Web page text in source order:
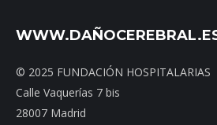
© 2025 FUNDACIÓN HOSPITALARIAS
Calle Vaquerías 7 bis
28007 Madrid